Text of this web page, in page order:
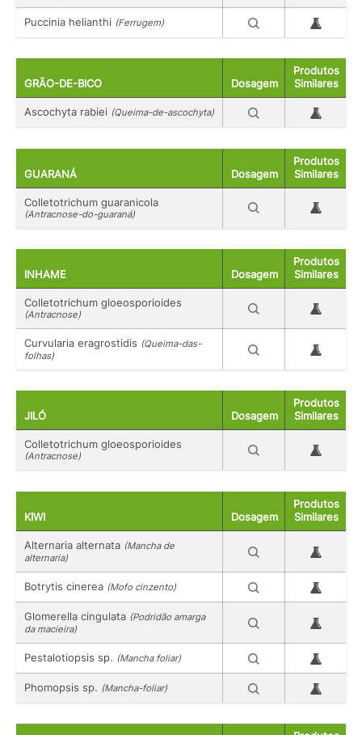
Puccinia helianthi (Ferrugem)
GRÃO-DE-BICO Dosagem
Produtos
Similares
Ascochyta rabiei (Queima-de-ascochyta)
GUARANÁ Dosagem
Produtos
Similares
Colletotrichum guaranicola
(Antracnose-do-guaraná)
INHAME Dosagem
Produtos
Similares
Colletotrichum gloeosporioides
(Antracnose)
Curvularia eragrostidis (Queima-das-
folhas)
JILÓ Dosagem
Produtos
Similares
Colletotrichum gloeosporioides
(Antracnose)
KIWI Dosagem
Produtos
Similares
Alternaria alternata (Mancha de
alternaria)
Botrytis cinerea (Mofo cinzento)
Glomerella cingulata (Podridão amarga
da macieira)
Pestalotiopsis sp. (Mancha foliar)
Phomopsis sp. (Mancha-foliar)